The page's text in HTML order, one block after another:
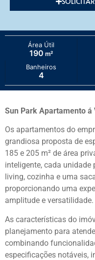
Área Útil
190 m²
Banheiros
4
Sun Park Apartamento á
Os apartamentos do
grandiosa proposta de
185 e 205 m² de área
inteligente, cada unidade
living, cozinha e uma
proporcionando uma
amplitude e versatilidade.
As características do
planejamento para
combinando
especificações notáveis,